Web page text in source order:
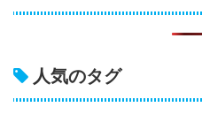
人気のタグ